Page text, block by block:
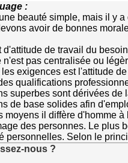
:
une beauté simple, mais il y
avoir de bonnes
d'attitude de travail du
n'est pas centralisée ou
exigences est l'attitude
qualifications
superbes sont dérivées de
de base solides afin
moyens il diffère d'homme
des personnes. Le plus
personnelles. Selon le
nous ?